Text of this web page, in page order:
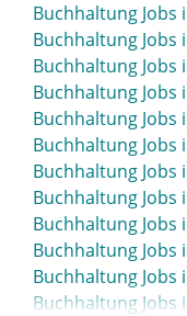
Buchhaltung Jobs
Buchhaltung Jobs
Buchhaltung Jobs
Buchhaltung Jobs
Buchhaltung Jobs
Buchhaltung Jobs
Buchhaltung Jobs
Buchhaltung Jobs
Buchhaltung Jobs
Buchhaltung Jobs
Buchhaltung Jobs
Buchhaltung Jobs